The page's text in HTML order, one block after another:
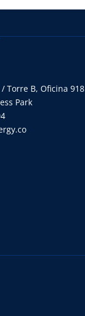
Torre B, Oficina 918
Park